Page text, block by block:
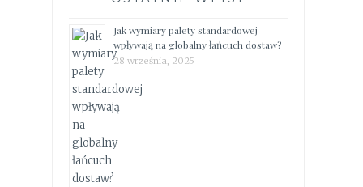
Jak wymiary palety standardowej
wpływają na globalny łańcuch dostaw?
28 września, 2025